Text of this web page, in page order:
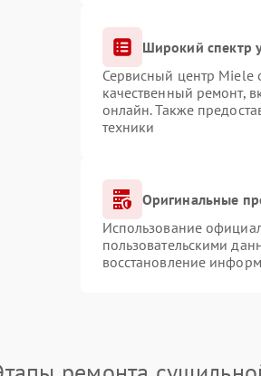
Широкий спектр
Сервисный центр Miele
качественный ремонт,
онлайн. Также
техники
Оригинальные
Использование
пользовательскими
восстановление